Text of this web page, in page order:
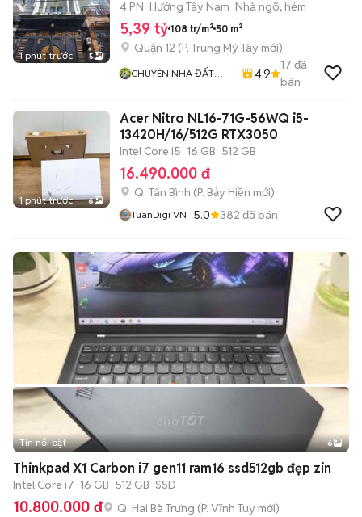
1 phút trước 5
4 PN Hướng Tây Nam Nhà ngõ, hẻm
5,39 tỷ 108 tr/m² 50 m²
Quận 12 (P. Trung Mỹ Tây mới)
CHUYÊN NHÀ ĐẤT
4.9
17 đã
bán
1 phút trước 6
Acer Nitro NL16-71G-56WQ i5-
13420H/16/512G RTX3050
Intel Core i5 16 GB 512 GB
16.490.000 đ
Q. Tân Bình (P. Bảy Hiền mới)
TuanDigi VN 5.0 382 đã bán
+2
Tin nổi bật 6
Thinkpad X1 Carbon i7 gen11 ram16 ssd512gb đẹp zin
Intel Core i7 16 GB 512 GB SSD
10.800.000 đ Q. Hai Bà Trưng (P. Vĩnh Tuy mới)